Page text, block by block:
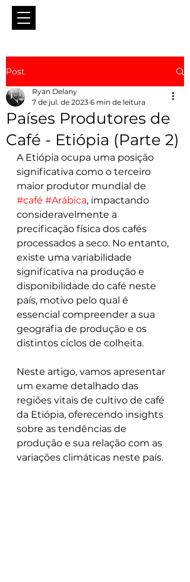
Post
Países Produtores de
Café - Etiópia (Parte 2)
Ryan Delany
7 de jul. de 2023 6 min de leitura
A Etiópia ocupa uma posição
significativa como o terceiro
maior produtor mundial de
#café #Arábica, impactando
consideravelmente a
precificação física dos cafés
processados ​​a seco. No entanto,
existe uma variabilidade
significativa na produção e
disponibilidade do café neste
país, motivo pelo qual é
essencial compreender a sua
geografia de produção e os
distintos ciclos de colheita.
Neste artigo, vamos apresentar
um exame detalhado das
regiões vitais de cultivo de café
da Etiópia, oferecendo insights
sobre as tendências de
produção e sua relação com as
variações climáticas neste país.